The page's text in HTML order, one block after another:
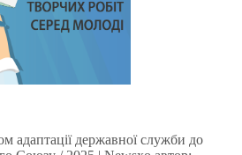
адаптації державної служби до